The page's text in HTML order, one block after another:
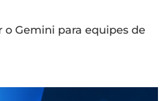
o Gemini para equipes de